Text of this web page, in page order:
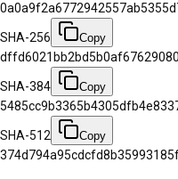
SHA-256 Copy
SHA-384 Copy
SHA-512 Copy